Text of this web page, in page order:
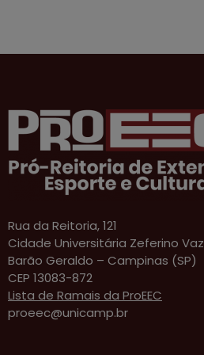
Rua da Reitoria, 121
Cidade Universitária Zeferino Vaz
Barão Geraldo – Campinas (SP)
CEP 13083-872
Lista de Ramais da ProEEC
proeec@unicamp.br